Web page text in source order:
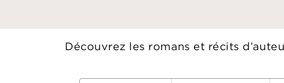
Découvrez les romans et récits